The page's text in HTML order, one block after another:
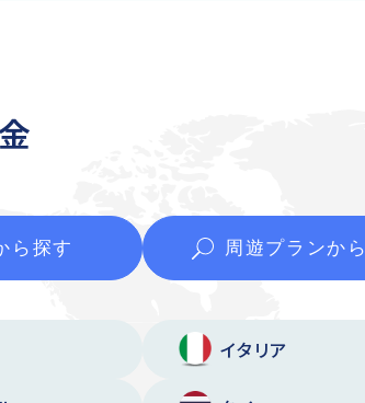
ら 探す 周遊プランから
イタリア